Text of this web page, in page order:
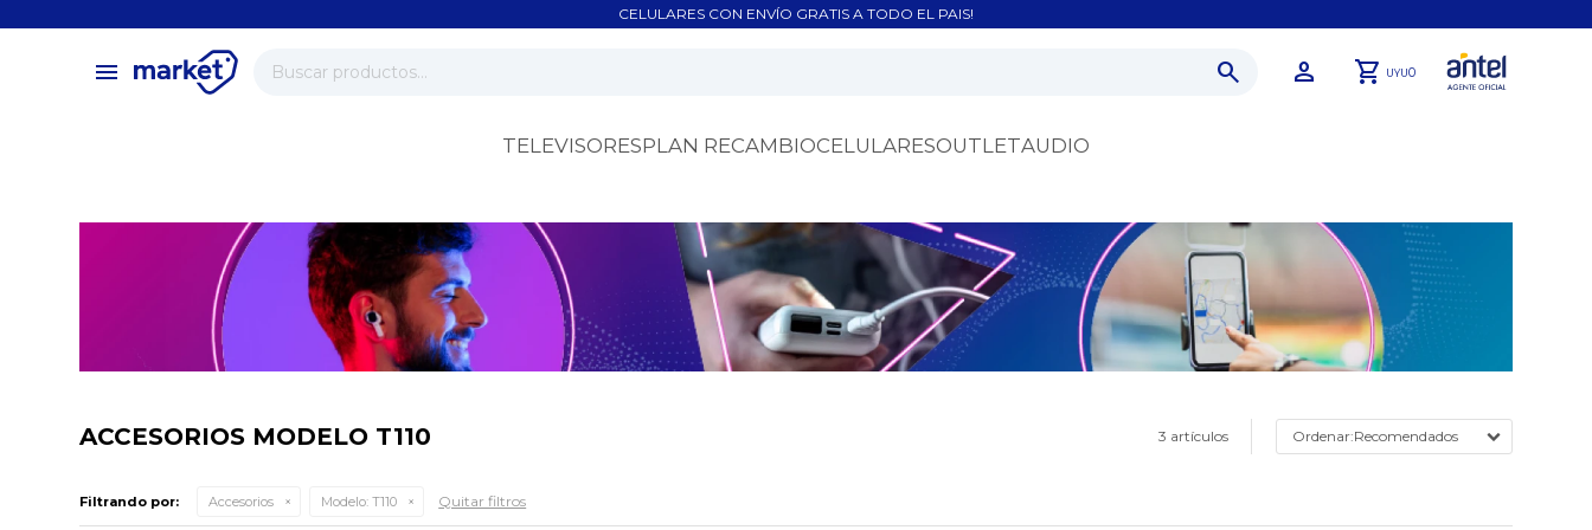
CELULARES CON ENVÍO GRATIS A TODO EL PAIS!
menu UYU0
TELEVISORESPLAN RECAMBIOCELULARESOUTLETAUDIO
ACCESORIOS MODELO T110 3 artículos Recomendados
Filtrando por: Accesorios Modelo: T110 Quitar filtros
close
store